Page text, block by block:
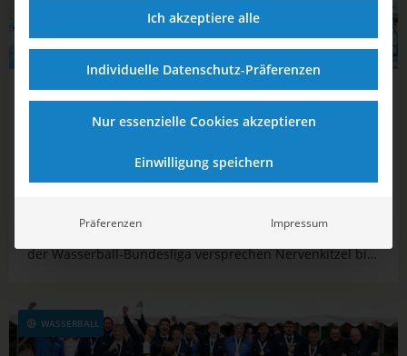
26.05.2025 13:25
Durchmarsch perfekt: Cannstatt zurück
Karriereende und knappe Serien: Die Entscheidungen in
der Wasserball-Bundesliga versprechen Nervenkitzel bis
WASSERBALL
Ich akzeptiere alle
Individuelle Datenschutz-Präferenzen
Nur essenzielle Cookies akzeptieren
Einwilligung speichern
Präferenzen Impressum